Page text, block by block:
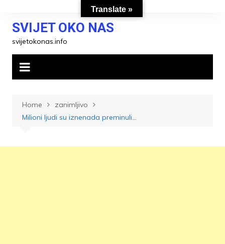
contentSVIJET OKO NAS
svijetokonas.info
Home
zanimljivo
Milioni ljudi su iznenada preminuli…
Translate »